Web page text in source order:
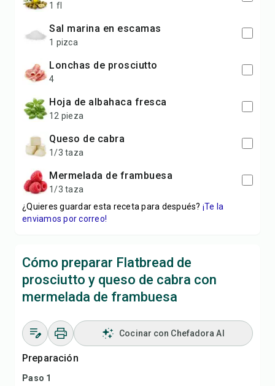
1 fl
Sal marina en escamas
1 pizca
lonchas de prosciutto
4
Hoja de albahaca fresca
12 pieza
Queso de cabra
1/3 taza
Mermelada de frambuesa
1/3 taza
¿Quieres guardar esta receta para después? ¡Te la
enviamos por correo!
Cómo preparar Flatbread de
prosciutto y queso de cabra con
mermelada de frambuesa
Cocinar con Chefadora AI
Preparación
Paso 1